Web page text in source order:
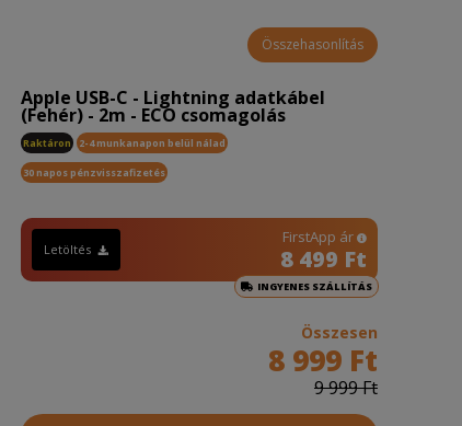
Összehasonlítás
Apple USB-C - Lightning adatkábel
(Fehér) - 2m - ECO csomagolás
Raktáron 2-4 munkanapon belül nálad
30 napos pénzvisszafizetés
Letöltés
FirstApp ár
8 499 Ft
INGYENES SZÁLLÍTÁS
Összesen
8 999 Ft
9 999 Ft